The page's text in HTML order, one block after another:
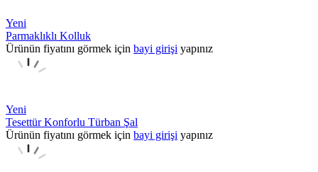
Yeni
Parmaklıklı Kolluk
Ürünün fiyatını görmek için bayi girişi yapınız
Yeni
Tesettür Konforlu Türban Şal
Ürünün fiyatını görmek için bayi girişi yapınız